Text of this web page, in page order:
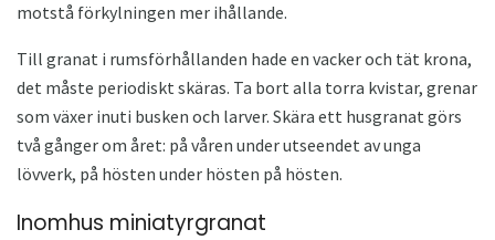
motstå förkylningen mer ihållande.
Till granat i rumsförhållanden hade en vacker och tät krona,
det måste periodiskt skäras. Ta bort alla torra kvistar, grenar
som växer inuti busken och larver. Skära ett husgranat görs
två gånger om året: på våren under utseendet av unga
lövverk, på hösten under hösten på hösten.
Inomhus miniatyrgranat